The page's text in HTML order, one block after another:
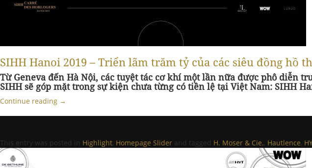
SIHH Hanoi 2019 – Triển lãm trăm tỷ của các siêu đồng hồ
Từ Geneva đến Hà Nội, các tuyệt tác cơ khí một lần nữa được phô diễn
SIHH sẽ góp mặt trong sự kiện chưa từng có tiền lệ tại Việt Nam: SIHH
Continue reading →
This entry was posted in Highlight, Homepage Slider and tagged H. Moser & Cie., Hautlence,